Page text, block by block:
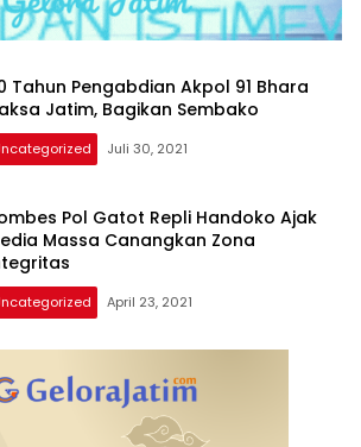
Tahun Pengabdian Akpol 91 Bhara
Jatim, Bagikan Sembako
Juli 30, 2021
Pol Gatot Repli Handoko Ajak
Massa Canangkan Zona
April 23, 2021